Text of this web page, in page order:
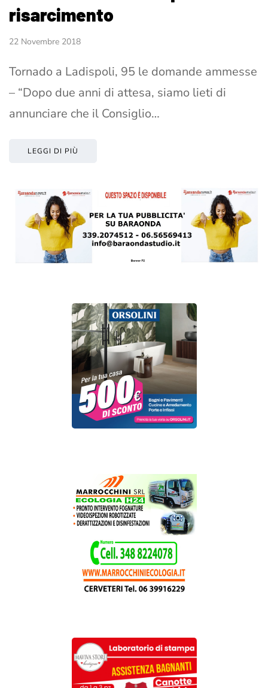
risarcimento
22 Novembre 2018
Tornado a Ladispoli, 95 le domande ammesse
– “Dopo due anni di attesa, siamo lieti di
annunciare che il Consiglio…
LEGGI DI PIÙ